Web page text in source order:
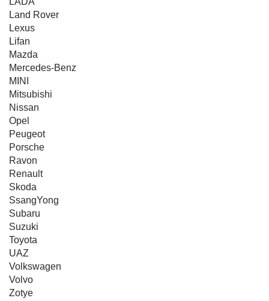
Land Rover
Lexus
Lifan
Mazda
Mercedes-Benz
MINI
Mitsubishi
Nissan
Opel
Peugeot
Porsche
Ravon
Renault
Skoda
SsangYong
Subaru
Suzuki
Toyota
UAZ
Volkswagen
Volvo
Zotye